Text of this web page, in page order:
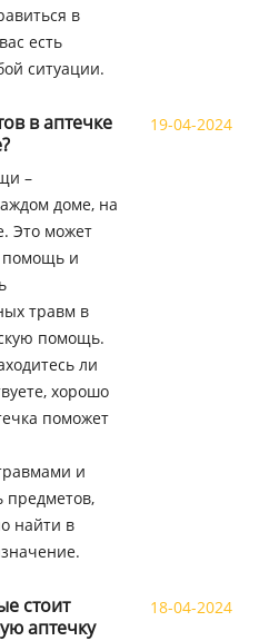
в
есть
ситуации.
в аптечке
–
доме, на
Это может
помощь и
травм в
помощь.
ли
хорошо
поможет
и
предметов,
найти в
19-04-2024
стоит
аптечку
18-04-2024